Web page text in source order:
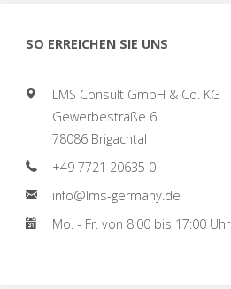
CHEMIKALIEN
VON
SO ERREICHEN SIE UNS
LMS Consult GmbH & Co. KG
Gewerbestraße 6
78086 Brigachtal
+49 7721 20635 0
info@lms-germany.de
Mo. - Fr. von 8:00 bis 17:00 Uhr